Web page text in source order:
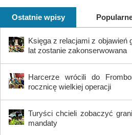
Ostatnie wpisy
Księga z relacjami z objawień
lat zostanie zakonserwowana
Harcerze wrócili do
rocznicę wielkiej operacji
Turyści chcieli zobaczyć
mandaty